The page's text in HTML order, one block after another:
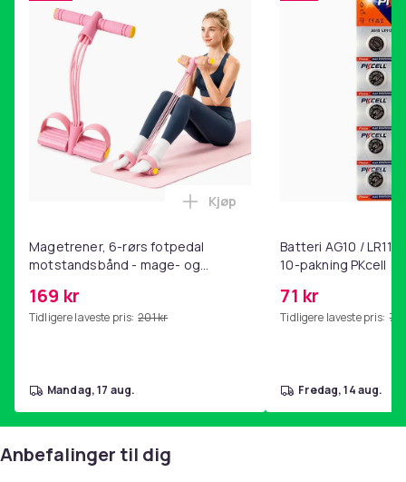
Magetrener, 6-rørs fotpedal
motstandsbånd - mage- og
hjemmegymnastikk Pink
169 kr
Tidligere laveste pris: 201 kr
Legg Magetrener, 6-rørs
Kjøp
mandag, 17 aug.
Batteri AG10 /
10-pakning PKcell
71 kr
Tidligere laveste pris: 76
fredag, 14 aug.
Anbefalinger til dig